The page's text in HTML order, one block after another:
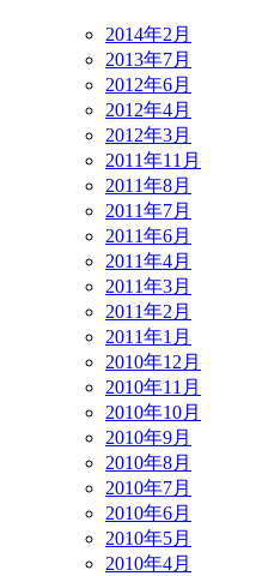
2014年2月
2013年7月
2012年6月
2012年4月
2012年3月
2011年11月
2011年8月
2011年7月
2011年6月
2011年4月
2011年3月
2011年2月
2011年1月
2010年12月
2010年11月
2010年10月
2010年9月
2010年8月
2010年7月
2010年6月
2010年5月
2010年4月